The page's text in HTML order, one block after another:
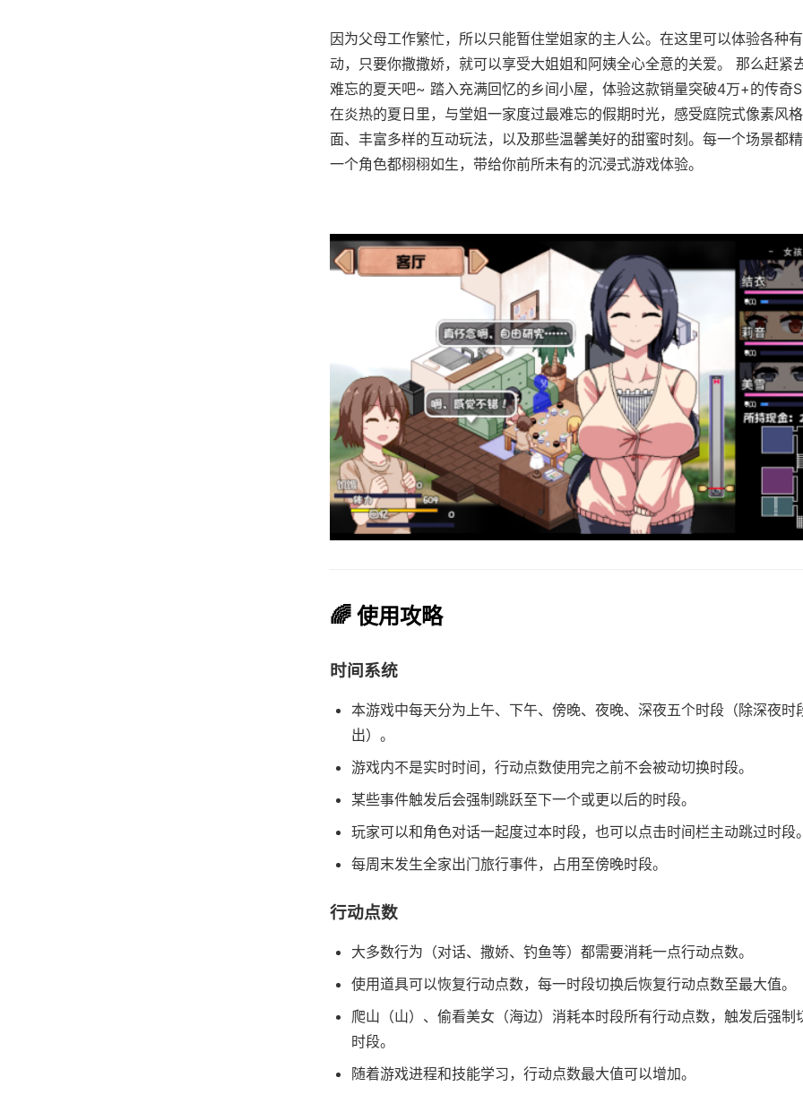
因为父母工作繁忙，所以只能暂住堂姐家的主人公。在这里可以体验各种
动，只要你撒撒娇，就可以享受大姐姐和阿姨全心全意的关爱。 那么赶紧
难忘的夏天吧~ 踏入充满回忆的乡间小屋，体验这款销量突破4万+的传奇
在炎热的夏日里，与堂姐一家度过最难忘的假期时光，感受庭院式像素风
面、丰富多样的互动玩法，以及那些温馨美好的甜蜜时刻。每一个场景都
一个角色都栩栩如生，带给你前所未有的沉浸式游戏体验。
🌈 使用攻略
时间系统
本游戏中每天分为上午、下午、傍晚、夜晚、深夜五个时段（除深夜时
出）。
游戏内不是实时时间，行动点数使用完之前不会被动切换时段。
某些事件触发后会强制跳跃至下一个或更以后的时段。
玩家可以和角色对话一起度过本时段，也可以点击时间栏主动跳过时段
每周末发生全家出门旅行事件，占用至傍晚时段。
行动点数
大多数行为（对话、撒娇、钓鱼等）都需要消耗一点行动点数。
使用道具可以恢复行动点数，每一时段切换后恢复行动点数至最大值。
爬山（山）、偷看美女（海边）消耗本时段所有行动点数，触发后强制
时段。
随着游戏进程和技能学习，行动点数最大值可以增加。